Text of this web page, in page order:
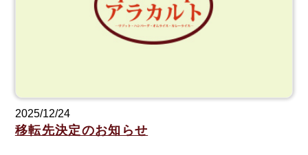
2025/12/24
移転先決定のお知らせ